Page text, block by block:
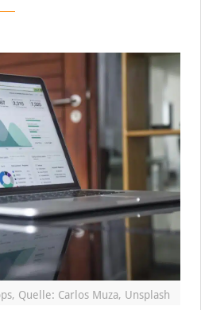
Quelle: Carlos Muza, Unsplash